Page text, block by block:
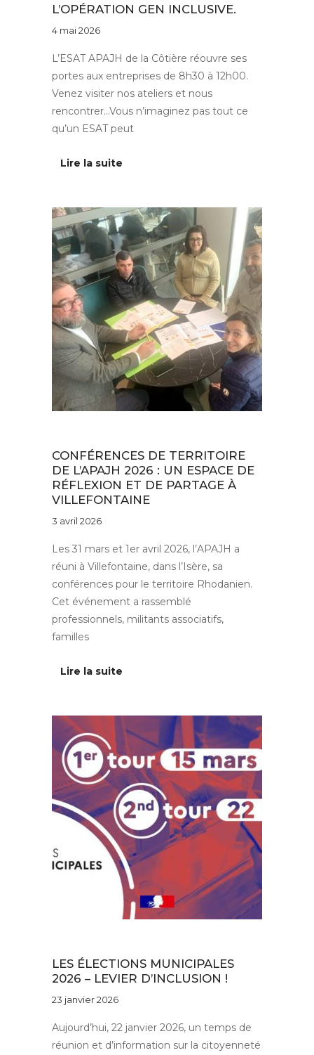
L’OPÉRATION GEN INCLUSIVE.
4 mai 2026
L’ESAT APAJH de la Côtière réouvre ses
portes aux entreprises de 8h30 à 12h00.
Venez visiter nos ateliers et nous
rencontrer…Vous n’imaginez pas tout ce
qu’un ESAT peut
Lire la suite
CONFÉRENCES DE TERRITOIRE
DE L’APAJH 2026 : UN ESPACE DE
RÉFLEXION ET DE PARTAGE À
VILLEFONTAINE
3 avril 2026
Les 31 mars et 1er avril 2026, l’APAJH a
réuni à Villefontaine, dans l’Isère, sa
conférences pour le territoire Rhodanien.
Cet événement a rassemblé
professionnels, militants associatifs,
familles
Lire la suite
LES ÉLECTIONS MUNICIPALES
2026 – LEVIER D’INCLUSION !
23 janvier 2026
Aujourd’hui, 22 janvier 2026, un temps de
réunion et d’information sur la citoyenneté